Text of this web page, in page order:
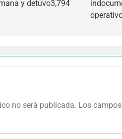
y detuvo3,794
no será publicada. Los